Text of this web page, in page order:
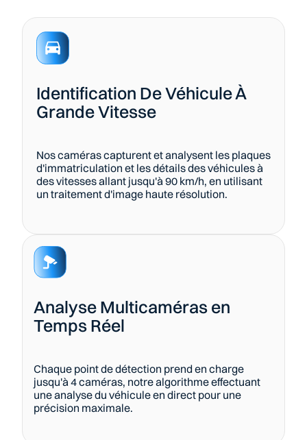
Identification De Véhicule À
Grande Vitesse
Nos caméras capturent et analysent les plaques
d'immatriculation et les détails des véhicules à
des vitesses allant jusqu'à 90 km/h, en utilisant
un traitement d'image haute résolution.
Analyse Multicaméras en
Temps Réel
Chaque point de détection prend en charge
jusqu'à 4 caméras, notre algorithme effectuant
une analyse du véhicule en direct pour une
précision maximale.